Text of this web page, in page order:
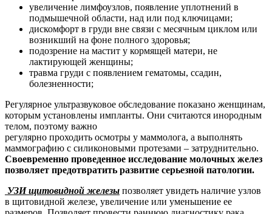
увеличение лимфоузлов, появление уплотнений в
подмышечной области, над или под ключицами;
дискомфорт в груди вне связи с месячным циклом или
возникший на фоне полного здоровья;
подозрение на мастит у кормящей матери, не
лактирующей женщины;
травма груди с появлением гематомы, ссадин,
болезненности;
Регулярное ультразвуковое обследование показано женщинам,
которым установлены импланты. Они считаются инородным
телом, поэтому важно
регулярно проходить осмотры у маммолога, а выполнять
маммографию с силиконовыми протезами – затруднительно.
Своевременно проведенное исследование молочных желез
позволяет предотвратить развитие серьезной патологии.
УЗИ щитовидной железы позволяет увидеть наличие узлов
в щитовидной железе, увеличение или уменьшение ее